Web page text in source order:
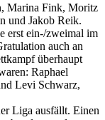
Marina Fink, Moritz
und Jakob Reik.
erst ein-/zweimal im
auch an
überhaupt
Raphael
Levi Schwarz,
Liga ausfällt. Einen